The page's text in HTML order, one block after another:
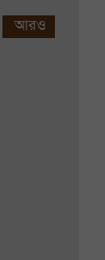
আরও